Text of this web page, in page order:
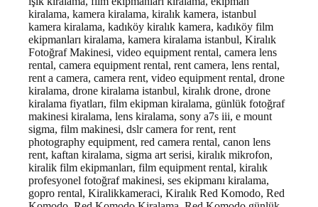
kiralama, kamera kiralama, kiralık kamera, istanbul
kamera kiralama, kadıköy kiralık kamera, kadıköy film
ekipmanları kiralama, kamera kiralama istanbul, Kiralık
Fotoğraf Makinesi, video equipment rental, camera lens
rental, camera equipment rental, rent camera, lens rental,
rent a camera, camera rent, video equipment rental, drone
kiralama, drone kiralama istanbul, kiralık drone, drone
kiralama fiyatları, film ekipman kiralama, günlük fotoğraf
makinesi kiralama, lens kiralama, sony a7s iii, e mount
sigma, film makinesi, dslr camera for rent, rent
photography equipment, red camera rental, canon lens
rent, kaftan kiralama, sigma art serisi, kiralık mikrofon,
kiralik film ekipmanları, film equipment rental, kiralık
profesyonel fotoğraf makinesi, ses ekipmanı kiralama,
gopro rental, Kiralikkameraci, Kiralık Red Komodo, Red